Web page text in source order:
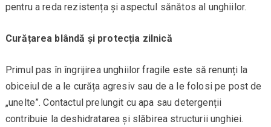
pentru a reda rezistența și aspectul sănătos al unghiilor.
Curățarea blândă și protecția zilnică
Primul pas în îngrijirea unghiilor fragile este să renunți la
obiceiul de a le curăța agresiv sau de a le folosi pe post de
„unelte”. Contactul prelungit cu apa sau detergenții
contribuie la deshidratarea și slăbirea structurii unghiei.